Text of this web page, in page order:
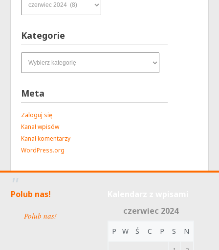
Kategorie
Meta
Zaloguj się
Kanał wpisów
Kanał komentarzy
WordPress.org
Polub nas!
Polub nas!
czerwiec 2024
P W Ś C P S N